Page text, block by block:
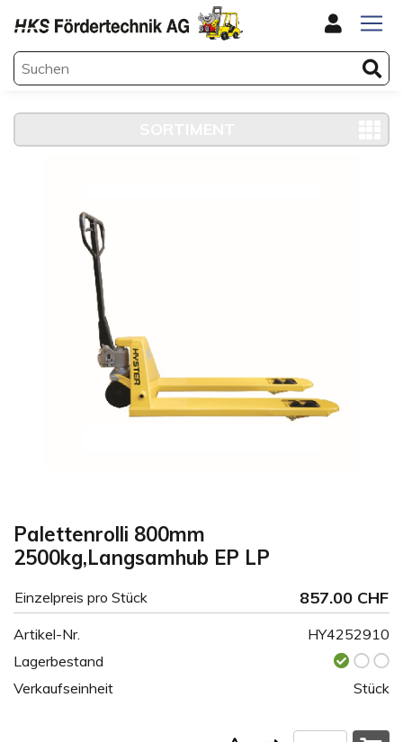
Palettenrolli 800mm
2500kg,Langsamhub EP LP
Einzelpreis pro Stück 857.00 CHF
Artikel-Nr.
HY4252910
Lagerbestand
Verkaufseinheit
Stück